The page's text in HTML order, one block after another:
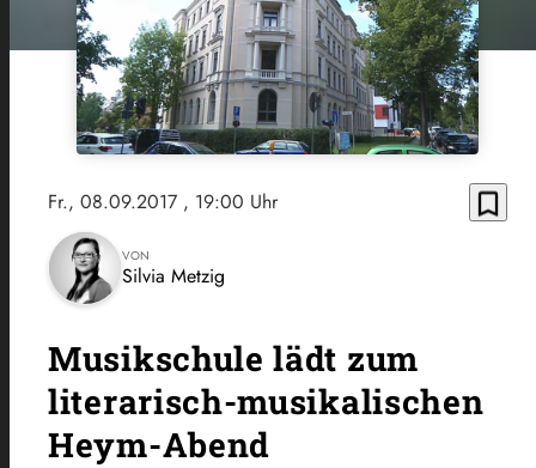
Fr., 08.09.2017 , 19:00 Uhr bookmark_border
VON
Silvia Metzig
Musikschule lädt zum
literarisch-musikalischen
Heym-Abend